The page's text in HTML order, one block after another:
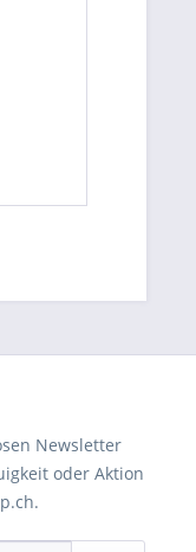
Newsletter
oder Aktion